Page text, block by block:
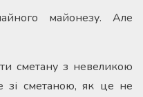
майонезу. Але
сметану з невеликою
зі сметаною, як це не